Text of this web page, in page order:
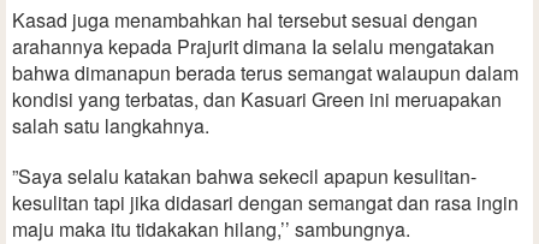
Kasad juga menambahkan hal tersebut sesuai dengan
arahannya kepada Prajurit dimana Ia selalu mengatakan
bahwa dimanapun berada terus semangat walaupun dalam
kondisi yang terbatas, dan Kasuari Green ini meruapakan
salah satu langkahnya.
”Saya selalu katakan bahwa sekecil apapun kesulitan-
kesulitan tapi jika didasari dengan semangat dan rasa ingin
maju maka itu tidakakan hilang,’’ sambungnya.